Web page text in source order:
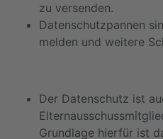
zu versenden.
Datenschutzpannen
melden und weitere
Der Datenschutz ist
Grundlage hierfür ist